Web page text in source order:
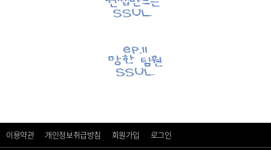
이용약관 개인정보취급방침 회원가입 로그인